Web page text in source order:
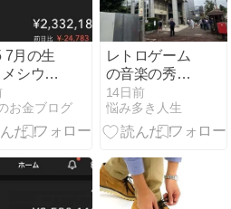
7月の生
シウマ
けた
お金ブログ
レトロゲーム
の音楽の秀逸
さとNJBPの
面白さを再認
識！NJBP
ガ・ゴールデ
ン80’s”行って
きた
14日前
悩み多き人生